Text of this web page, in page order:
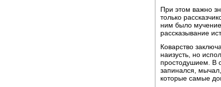
При этом важно
только
ним было
рассказывание
Коварство
наизусть, но
простодушием. В
запинался,
которые самые